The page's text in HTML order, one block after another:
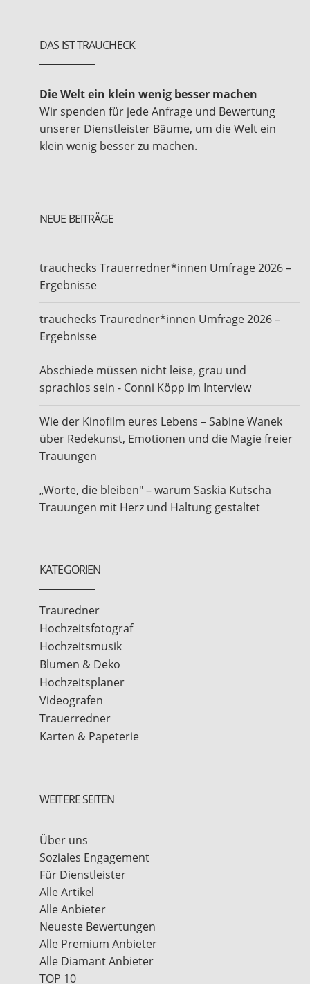
DAS IST TRAUCHECK
Die Welt ein klein wenig besser machen
Wir spenden für jede Anfrage und Bewertung
unserer Dienstleister Bäume, um die Welt ein
klein wenig besser zu machen.
NEUE BEITRÄGE
trauchecks Trauerredner*innen Umfrage 2026 –
Ergebnisse
trauchecks Trauredner*innen Umfrage 2026 –
Ergebnisse
Abschiede müssen nicht leise, grau und
sprachlos sein - Conni Köpp im Interview
Wie der Kinofilm eures Lebens – Sabine Wanek
über Redekunst, Emotionen und die Magie freier
Trauungen
„Worte, die bleiben" – warum Saskia Kutscha
Trauungen mit Herz und Haltung gestaltet
KATEGORIEN
Trauredner
Hochzeitsfotograf
Hochzeitsmusik
Blumen & Deko
Hochzeitsplaner
Videografen
Trauerredner
Karten & Papeterie
WEITERE SEITEN
Über uns
Soziales Engagement
Für Dienstleister
Alle Artikel
Alle Anbieter
Neueste Bewertungen
Alle Premium Anbieter
Alle Diamant Anbieter
TOP 10